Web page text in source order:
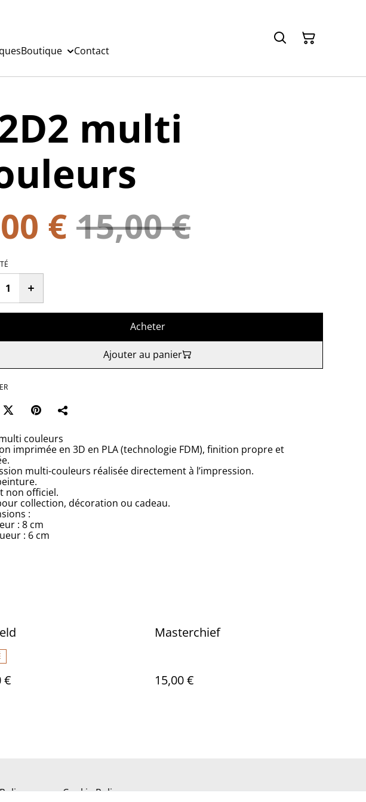
Boutique Contact
multi
€ 15,00 €
Acheter
Ajouter au panier
couleurs
imprimée en 3D en PLA (technologie FDM), finition propre et
multi-couleurs réalisée directement à l’impression.
non officiel.
collection, décoration ou cadeau.
:
: 8 cm
: 6 cm
€
Masterchief
15,00 €
Cookie Policy